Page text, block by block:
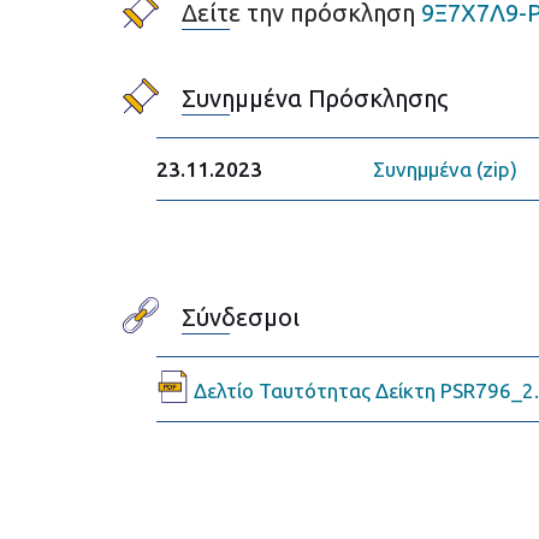
Δείτε την πρόσκληση 9Ξ7Χ7Λ9-
Συνημμένα Πρόσκλησης
23.11.2023 Συνημμένα (zip)
Σύνδεσμοι
Δελτίο Ταυτότητας Δείκτη